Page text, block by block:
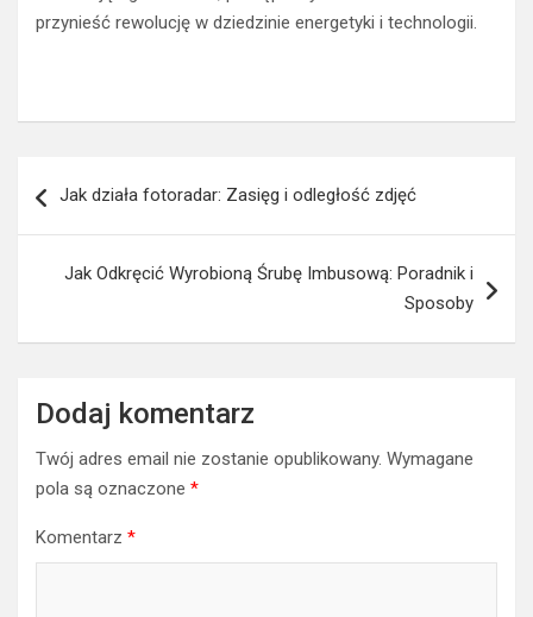
przynieść rewolucję w dziedzinie energetyki i technologii.
wpisu
Jak działa fotoradar: Zasięg i odległość zdjęć
Jak Odkręcić Wyrobioną Śrubę Imbusową: Poradnik i
Sposoby
Dodaj komentarz
Twój adres email nie zostanie opublikowany. Wymagane
pola są oznaczone *
Komentarz *